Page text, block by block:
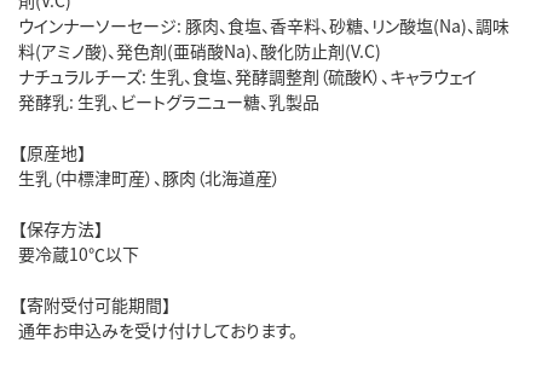
ウインナーソーセージ: 豚肉、食塩、香辛料、砂糖、リン酸塩(Na)、調味
料(アミノ酸)、発色剤(亜硝酸Na)、酸化防止剤(V.C)
ナチュラルチーズ: 生乳、食塩、発酵調整剤（硫酸K）、キャラウェイ
発酵乳: 生乳、ビートグラニュー糖、乳製品
【原産地】
生乳（中標津町産）、豚肉（北海道産）
【保存方法】
要冷蔵10℃以下
【寄附受付可能期間】
通年お申込みを受け付けしております。